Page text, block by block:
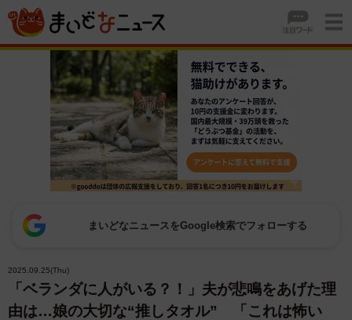
まいどなニュースをGoogle検索でフォローする
2025.09.25(Thu)
「ベランダに人がいる？！」夫が悲鳴をあげた理
由は…娘の大切な“推しタオル” 「これは怖い